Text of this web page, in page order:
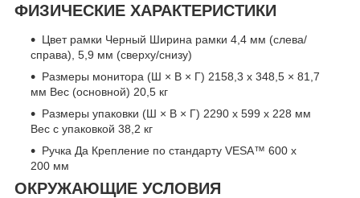
ФИЗИЧЕСКИЕ ХАРАКТЕРИСТИКИ
Цвет рамки Черный Ширина рамки 4,4 мм (слева/
справа), 5,9 мм (сверху/снизу)
Размеры монитора (Ш × В × Г) 2158,3 x 348,5 × 81,7
мм Вес (основной) 20,5 кг
Размеры упаковки (Ш × В × Г) 2290 x 599 x 228 мм
Вес с упаковкой 38,2 кг
Ручка Да Крепление по стандарту VESA™ 600 x
200 мм
ОКРУЖАЮЩИЕ УСЛОВИЯ